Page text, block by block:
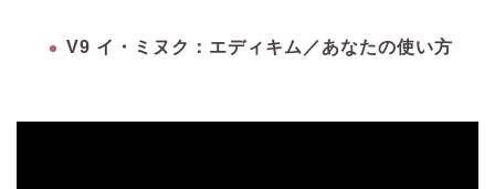
V9 イ・ミヌク：エディキム／あなたの使い方